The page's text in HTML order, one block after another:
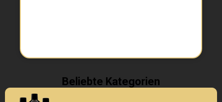
Beliebte Kategorien